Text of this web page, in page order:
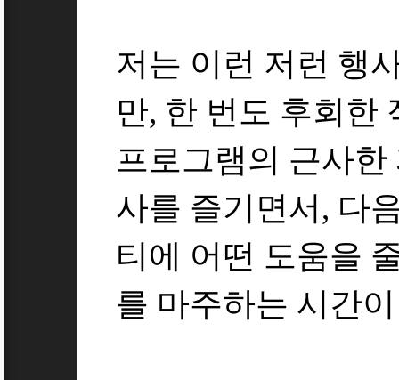
저는 이런 저런 행
만, 한 번도 후회한
프로그램의 근사
사를 즐기면서, 다
티에 어떤 도움을
를 마주하는 시간